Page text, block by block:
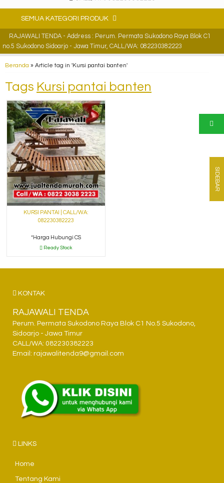
SEMUA KATEGORI PRODUK
RAJAWALI TENDA - Address : Perum. Permata Sukodono Raya Blok C1
no.5 Sukodono Sidoarjo - Jawa Timur, CALL/WA: 082230382223
Beranda » Article tag in 'Kursi pantai banten'
Tags Kursi pantai banten
KURSI PANTAI | CALL/WA:
082230382223
*Harga Hubungi CS
Ready Stock
SIDEBAR
KONTAK
RAJAWALI TENDA
Perum. Permata Sukodono Raya Blok C1 No.5 Sukodono,
Sidoarjo - Jawa Timur
CALL/WA: 082230382223
Email: rajawalitenda9@gmail.com
LINKS
Home
Tentang Kami